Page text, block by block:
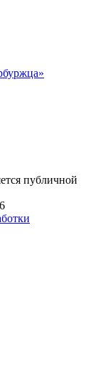
публичной